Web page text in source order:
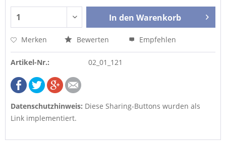
In den Warenkorb
Merken Bewerten Empfehlen
Artikel-Nr.: 02_01_121
Datenschutzhinweis: Diese Sharing-Buttons wurden als
Link implementiert.